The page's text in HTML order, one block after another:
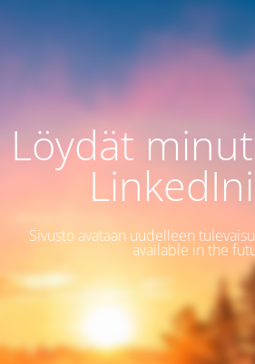
Löydät
Sivusto avataan uudelleen
available in the